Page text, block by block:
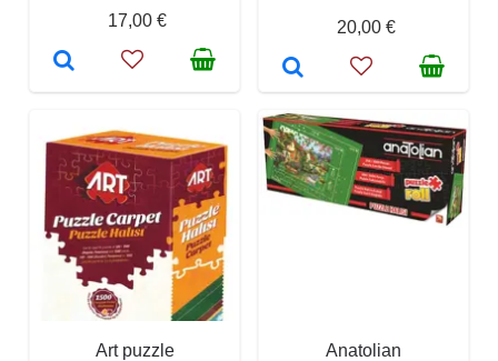
17,00 €
20,00 €
Art puzzle
Anatolian